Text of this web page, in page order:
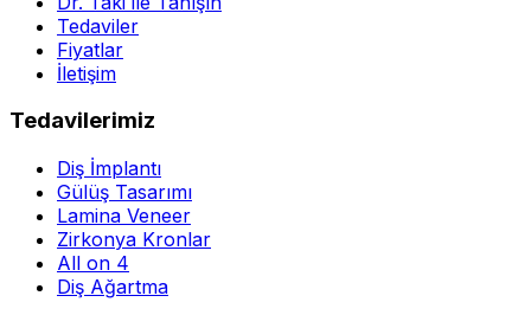
Tedaviler
Fiyatlar
İletişim
Tedavilerimiz
Diş İmplantı
Gülüş Tasarımı
Lamina Veneer
Zirkonya Kronlar
All on 4
Diş Ağartma